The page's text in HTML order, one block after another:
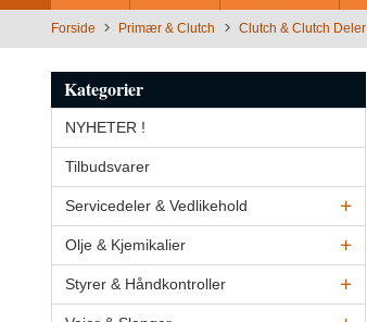
Forside Primær & Clutch Clutch & Clutch Deler
Kategorier
NYHETER !
Tilbudsvarer
Servicedeler & Vedlikehold
Olje & Kjemikalier
Styrer & Håndkontroller